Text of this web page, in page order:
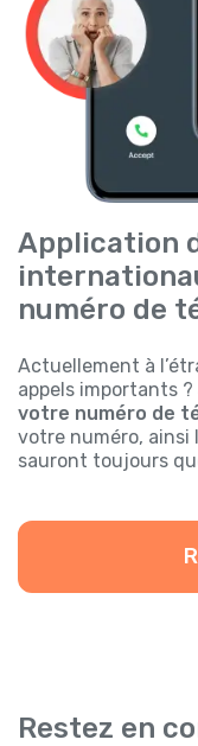
Application
numéro de
Actuellement à
appels importants ?
votre numéro de
votre numéro, ainsi
sauront toujours
Restez en